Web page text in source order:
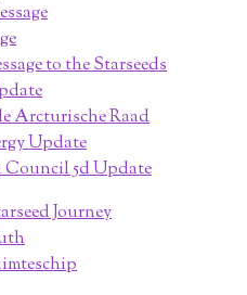
to the Starseeds
Arcturische Raad
Update
5d Update
Journey